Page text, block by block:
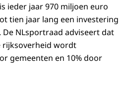
ieder jaar 970 miljoen euro
tien jaar lang een investering
NLsportraad adviseert dat
rijksoverheid wordt
gemeenten en 10% door